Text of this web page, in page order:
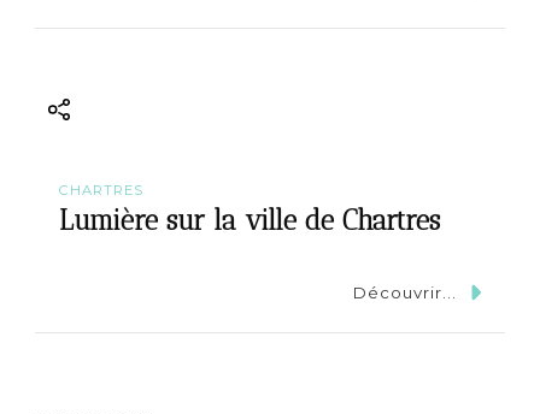
CHARTRES
Lumière sur la ville de Chartres
Découvrir...